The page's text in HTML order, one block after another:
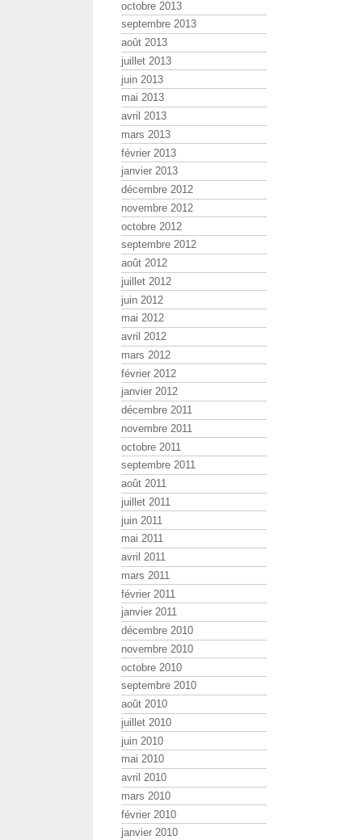
octobre 2013
septembre 2013
août 2013
juillet 2013
juin 2013
mai 2013
avril 2013
mars 2013
février 2013
janvier 2013
décembre 2012
novembre 2012
octobre 2012
septembre 2012
août 2012
juillet 2012
juin 2012
mai 2012
avril 2012
mars 2012
février 2012
janvier 2012
décembre 2011
novembre 2011
octobre 2011
septembre 2011
août 2011
juillet 2011
juin 2011
mai 2011
avril 2011
mars 2011
février 2011
janvier 2011
décembre 2010
novembre 2010
octobre 2010
septembre 2010
août 2010
juillet 2010
juin 2010
mai 2010
avril 2010
mars 2010
février 2010
janvier 2010